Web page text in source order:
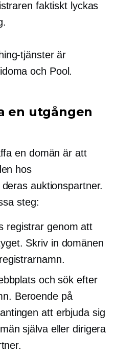
faktiskt lyckas
tjänster är
och Pool.
en utgången
en domän är att
hos
auktionspartner.
steg:
registrar genom att
Skriv in domänen
och sök efter
Beroende på
att erbjuda sig
själva eller dirigera